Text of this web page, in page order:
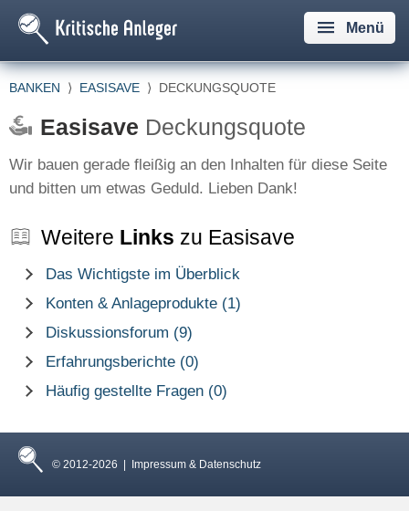
Menü
BANKEN ⟩ EASISAVE ⟩ DECKUNGSQUOTE
Easisave Deckungsquote
Wir bauen gerade fleißig an den Inhalten für diese Seite
und bitten um etwas Geduld. Lieben Dank!
Weitere Links zu Easisave
Das Wichtigste im Überblick
Konten & Anlageprodukte (1)
Diskussionsforum (9)
Erfahrungsberichte (0)
Häufig gestellte Fragen (0)
© 2012-2026 | Impressum & Datenschutz